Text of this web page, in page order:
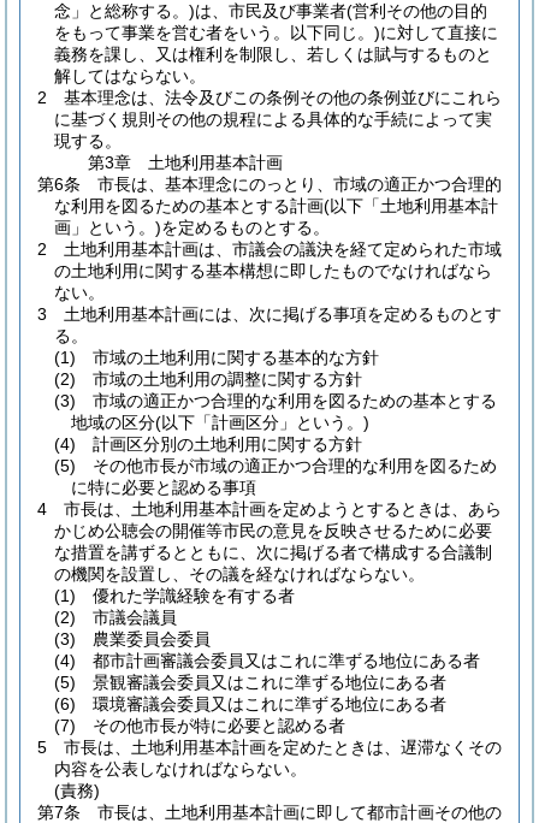
念」と総称する。)は、市民及び事業者(営利その他の目的
をもって事業を営む者をいう。以下同じ。)に対して直接に
義務を課し、又は権利を制限し、若しくは賦与するものと
解してはならない。
2
基本理念は、法令及びこの条例その他の条例並びにこれら
に基づく規則その他の規程による具体的な手続によって実
現する。
第3章
土地利用基本計画
第6条
市長は、基本理念にのっとり、市域の適正かつ合理的
な利用を図るための基本とする計画(以下「土地利用基本計
画」という。)を定めるものとする。
2
土地利用基本計画は、市議会の議決を経て定められた市域
の土地利用に関する基本構想に即したものでなければなら
ない。
3
土地利用基本計画には、次に掲げる事項を定めるものとす
る。
(1)
市域の土地利用に関する基本的な方針
(2)
市域の土地利用の調整に関する方針
(3)
市域の適正かつ合理的な利用を図るための基本とする
地域の区分(以下「計画区分」という。)
(4)
計画区分別の土地利用に関する方針
(5)
その他市長が市域の適正かつ合理的な利用を図るため
に特に必要と認める事項
4
市長は、土地利用基本計画を定めようとするときは、あら
かじめ公聴会の開催等市民の意見を反映させるために必要
な措置を講ずるとともに、次に掲げる者で構成する合議制
の機関を設置し、その議を経なければならない。
(1)
優れた学識経験を有する者
(2)
市議会議員
(3)
農業委員会委員
(4)
都市計画審議会委員又はこれに準ずる地位にある者
(5)
景観審議会委員又はこれに準ずる地位にある者
(6)
環境審議会委員又はこれに準ずる地位にある者
(7)
その他市長が特に必要と認める者
5
市長は、土地利用基本計画を定めたときは、遅滞なくその
内容を公表しなければならない。
(責務)
第7条
市長は、土地利用基本計画に即して都市計画その他の